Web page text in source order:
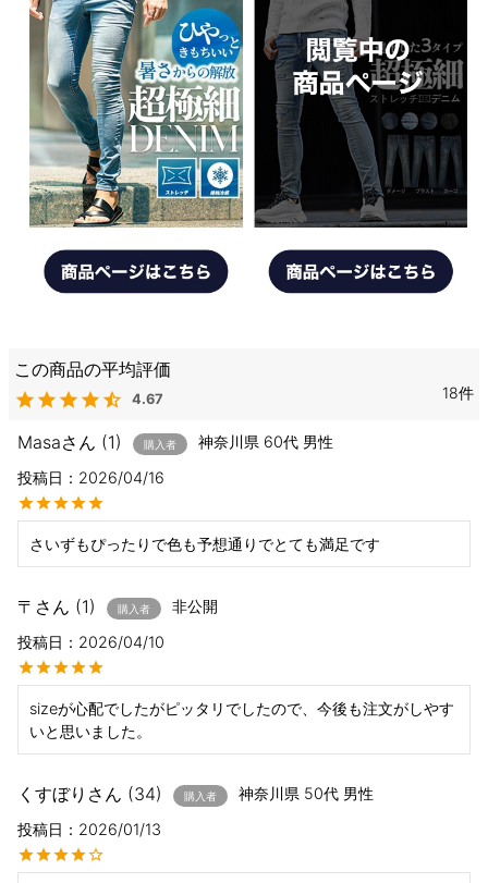
4.67 18
Masa 1 購入者 神奈川県 60代 男性
投稿日
2026/04/16
さいずもぴったりで色も予想通りでとても満足です
〒 1 購入者
非公開
投稿日
2026/04/10
sizeが心配でしたがピッタリでしたので、今後も注文がしやす
いと思いました。
くすぼり 34 購入者 神奈川県 50代 男性
投稿日
2026/01/13